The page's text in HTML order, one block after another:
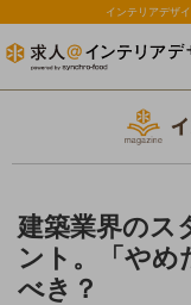
インテリアデザ
建築業界のス
ント。「やめ
べき？